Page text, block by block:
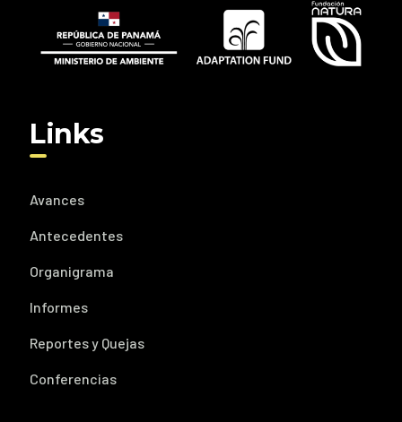
Links
Avances
Antecedentes
Organigrama
Informes
Reportes y Quejas
Conferencias